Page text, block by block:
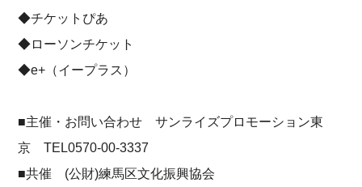
◆チケットぴあ
◆ローソンチケット
◆e+（イープラス）
■主催・お問い合わせ サンライズプロモーション東
京 TEL0570-00-3337
■共催 (公財)練馬区文化振興協会